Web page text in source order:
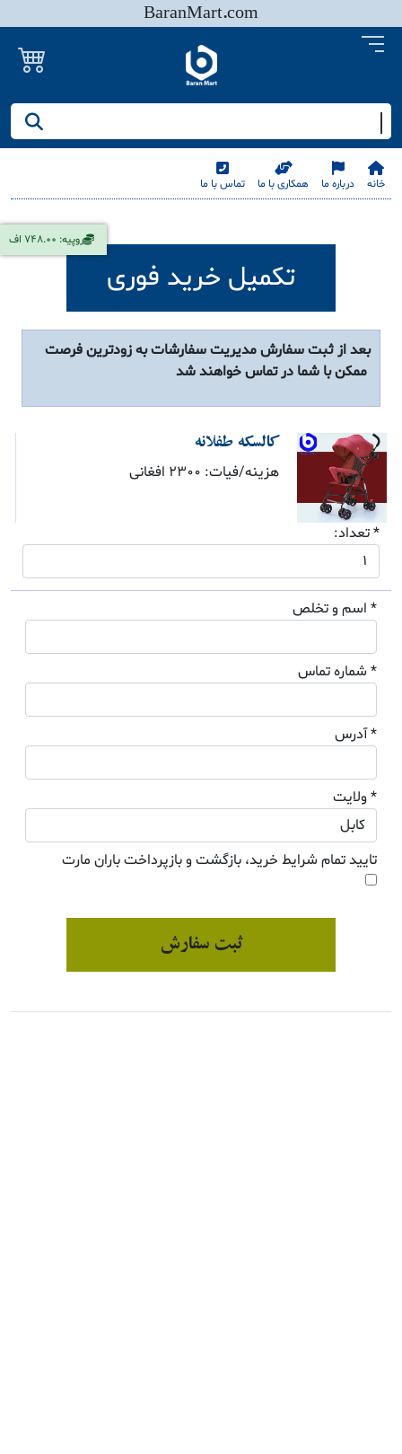
BaranMart.com
خانه درباره ما همکاری با ما تماس با ما
روپیه: 748.00 اف
تکمیل خرید فوری
بعد از ثبت سفارش مدیریت سفارشات به زودترین فرصت
ممکن با شما در تماس خواهند شد
کالسکه طفلانه
هزینه/فیات: 2300 افغانی
* تعداد:
* اسم و تخلص
* شماره تماس
* آدرس
* ولایت
تایید تمام شرایط خرید، بازگشت و بازپرداخت باران مارت
ثبت سفارش